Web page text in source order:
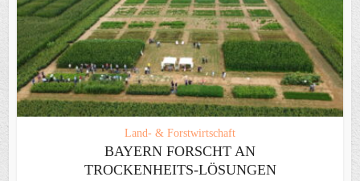
Land- & Forstwirtschaft
BAYERN FORSCHT AN
TROCKENHEITS-LÖSUNGEN